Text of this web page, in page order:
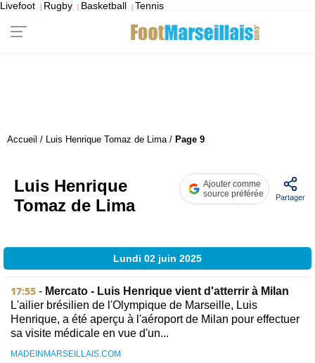
Livefoot | Rugby | Basketball | Tennis
Accueil / Luis Henrique Tomaz de Lima/ Page 9
Luis Henrique
Tomaz de Lima
Ajouter comme
source préférée
Partager
Lundi 02 juin 2025
17:55 - Mercato - Luis Henrique vient d'atterrir à Milan
L'ailier brésilien de l'Olympique de Marseille, Luis
Henrique, a été aperçu à l'aéroport de Milan pour effectuer
sa visite médicale en vue d'un...
MADEINMARSEILLAIS.COM